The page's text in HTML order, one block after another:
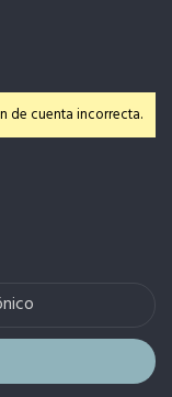
de cuenta incorrecta.